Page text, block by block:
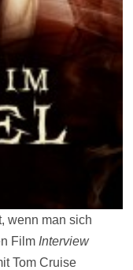
wenn man sich
Film Interview
Tom Cruise